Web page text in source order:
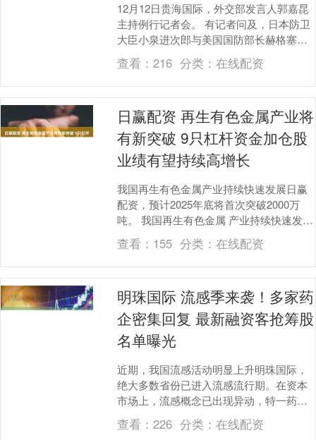
12月12日贵海国际，外交部发言人郭嘉昆
主持例行记者会。 有记者问及，日本防卫
大臣小泉进次郎与美国国防部长赫格塞思
通话，双方就“雷达照射”问题表达了严重关
切，称....
查看：216 分类： 在线配资
日赢配资 再生有色金属产业将
有新突破 9只杠杆资金加仓股
业绩有望持续高增长
我国再生有色金属产业持续快速发展日赢
配资，预计2025年底将首次突破2000万
吨。 我国再生有色金属 产业持续快速发展
中国有色金属工业协会会长葛红林在日前
举办....
查看： 155 分类： 在线配资
明珠国际 流感季来袭！多家药
企密集回复 最新融资客抢筹股
名单曝光
近期，我国流感活动明显上升明珠国际，
绝大多数省份已进入流感流行期。在资本
市场上，流感概念已出现异动，特一药
业、太龙药业昨日涨停，维康药业涨超
12%。此外，多家药....
查看：226 分类： 在线配资